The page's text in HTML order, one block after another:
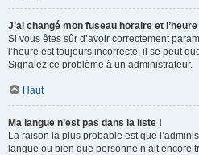
J’ai changé mon fuseau horaire et
Si vous êtes sûr d’avoir correctement
l’heure est toujours incorrecte, il se peut
Signalez ce problème à un administrateur.
Haut
Ma langue n’est pas dans la liste !
La raison la plus probable est que
langue ou bien que personne n’ait encore